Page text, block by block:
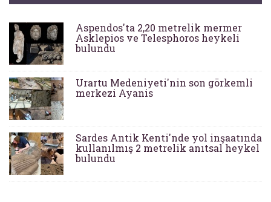
Aspendos'ta 2,20 metrelik mermer
Asklepios ve Telesphoros heykeli
bulundu
Urartu Medeniyeti'nin son görkemli
merkezi Ayanis
Sardes Antik Kenti'nde yol inşaatında
kullanılmış 2 metrelik anıtsal heykel
bulundu